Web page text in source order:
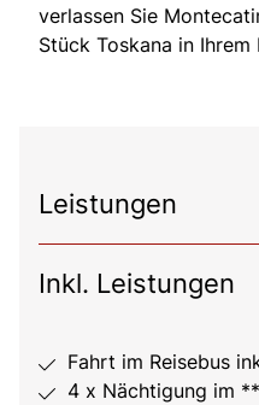
verlassen Sie
Stück Toskana in Ihrem
Leistungen
Inkl. Leistungen
Fahrt im Reisebus
4 x Nächtigung im